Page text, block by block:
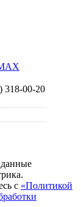
318-00-20
данные
с «Политикой